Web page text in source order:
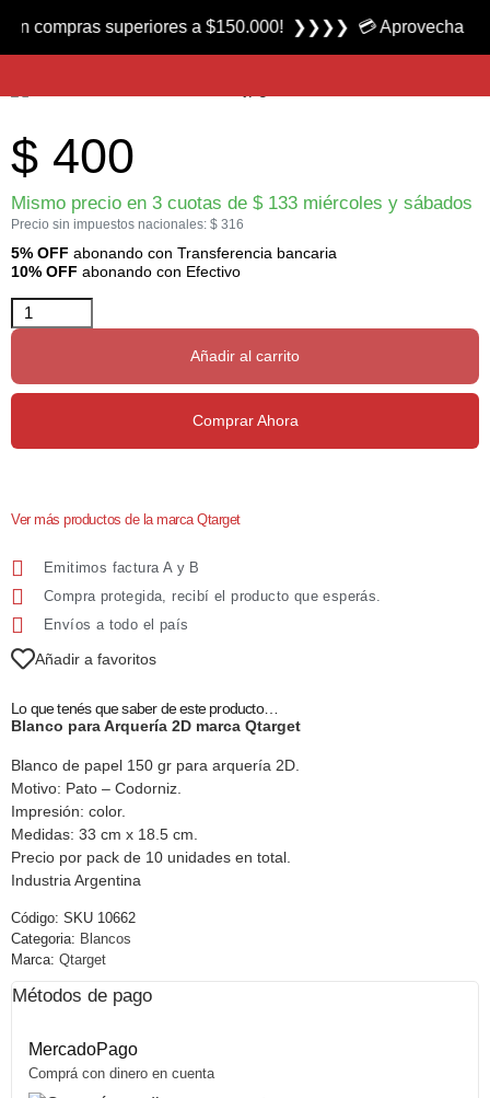
Producto nuevo
Blanco para Arquería 2D marca Qtarget
$ 400
Mismo precio en 3 cuotas de $133 miércoles y sábados
Precio sin impuestos nacionales: $ 316
5% OFF abonando con Transferencia bancaria
10% OFF abonando con Efectivo
Añadir al carrito
Comprar Ahora
Ver más productos de la marca Qtarget
Emitimos factura A y B
Compra protegida, recibí el producto que esperás.
Envíos a todo el país
Añadir a favoritos
Lo que tenés que saber de este producto…
Blanco para Arquería 2D marca Qtarget
Blanco de papel 150 gr para arquería 2D.
Motivo: Pato – Codorniz.
Impresión: color.
Medidas: 33 cm x 18.5 cm.
Precio por pack de 10 unidades en total.
Industria Argentina
Código: SKU 10662
Categoria: Blancos
Marca: Qtarget
Métodos de pago
MercadoPago
Comprá con dinero en cuenta
superiores a $150.000! ❯❯❯❯ 💳 Aprovecha las 3